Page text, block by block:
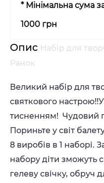
* Мінімальна сума
1000 грн
Опис Набір для
Ранок
Великий набір для
святкового
тисненням! Чудовий
Пориньте у світ
8 виробів в 1 наборі.
набору діти зможуть
гелеву свічку, обруч